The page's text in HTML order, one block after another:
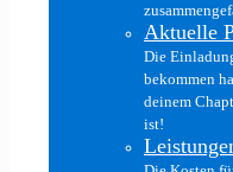
Aktuelle
Die
bekommen
deinem
ist!